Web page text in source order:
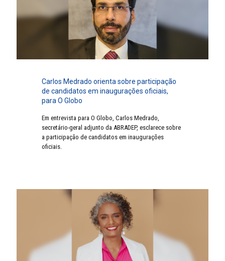
Carlos Medrado orienta sobre participação
de candidatos em inaugurações oficiais,
para O Globo
Em entrevista para O Globo, Carlos Medrado,
secretário-geral adjunto da ABRADEP, esclarece sobre
a participação de candidatos em inaugurações
oficiais.